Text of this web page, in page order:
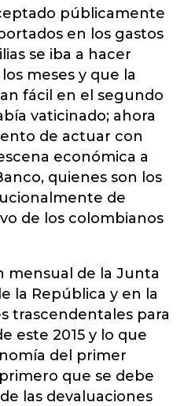
públicamente
en los gastos
se iba a hacer
meses y que la
fácil en el segundo
vaticinado; ahora
de actuar con
económica a
quienes son los
de
de los colombianos
mensual de la Junta
la República y en la
trascendentales para
este 2015 y lo que
del primer
que se debe
las devaluaciones